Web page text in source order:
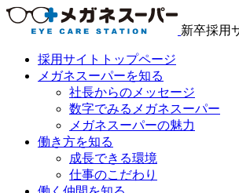
新卒採用
採用サイトトップページ
メガネスーパーを知る
社長からのメッセージ
数字でみるメガネスーパー
メガネスーパーの魅力
働き方を知る
成長できる環境
仕事のこだわり